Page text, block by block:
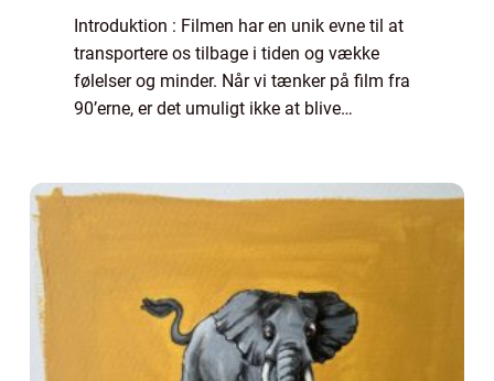
Introduktion : Filmen har en unik evne til at
transportere os tilbage i tiden og vække
følelser og minder. Når vi tænker på film fra
90’erne, er det umuligt ikke at blive